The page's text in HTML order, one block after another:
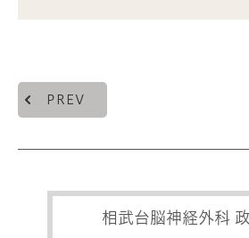
PREV
相武台脳神経外科